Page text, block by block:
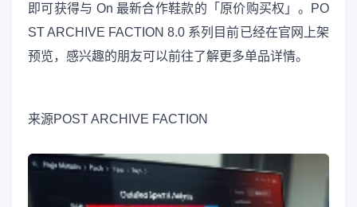
即可获得与 On 最新合作鞋款的「原价购买权」。PO
ST ARCHIVE FACTION 8.0 系列目前已经在官网上架
预览，感兴趣的朋友可以前往了解更多单品详情。
来源POST ARCHIVE FACTION